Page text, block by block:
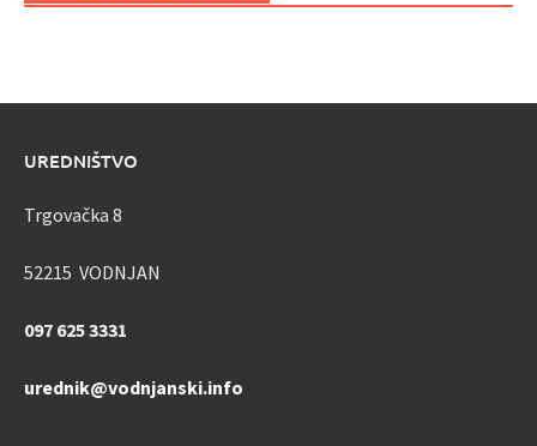
UREDNIŠTVO
Trgovačka 8
52215 VODNJAN
097 625 3331
urednik@vodnjanski.info